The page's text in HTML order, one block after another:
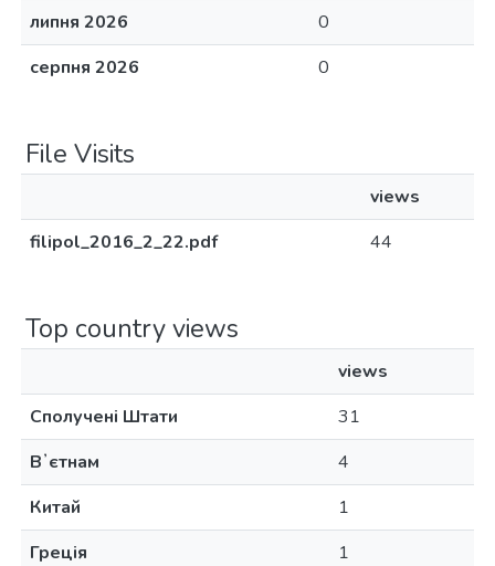
липня 2026
0
серпня 2026
0
File Visits
views
filipol_2016_2_22.pdf
44
Top country views
views
Сполучені Штати
31
Вʼєтнам
4
Китай
1
Греція
1